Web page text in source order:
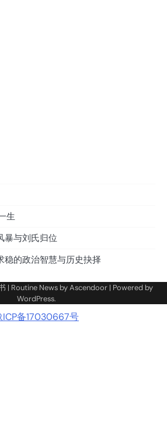
生
暴与刘氏归位
稳的政治智慧与历史抉择
| Routine News byAscendoor| Powered by
WordPress.
ICP备17030667号